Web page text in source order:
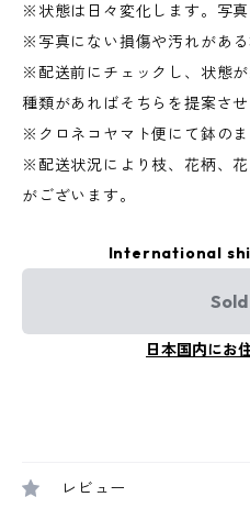
※状態は日々変化します。写真
※写真にない損傷や汚れがある
※配送前にチェックし、状態
種類があればそちらを提案させ
※クロネコヤマト便にて鉢のま
※配送状況により枝、花柄、
がございます。
International
日本国内にお
レビュー